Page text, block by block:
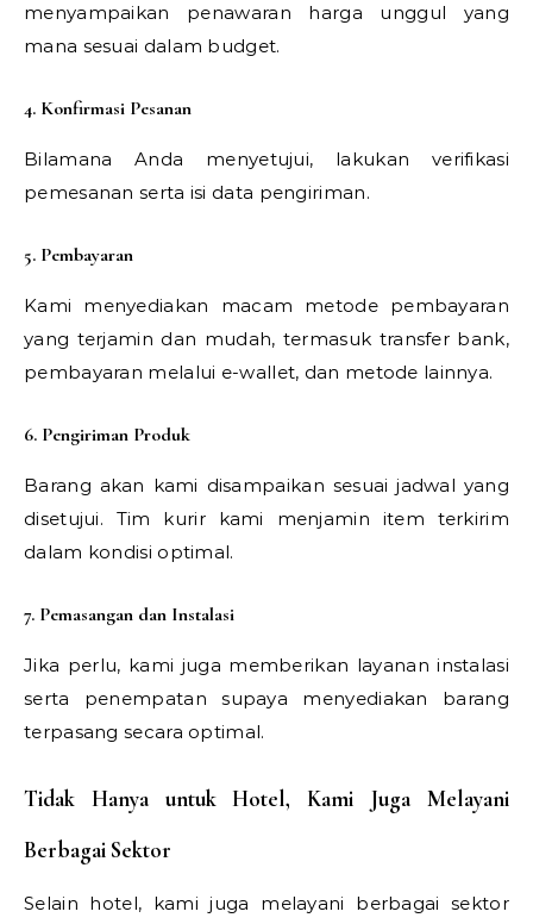
menyampaikan penawaran harga unggul yang
mana sesuai dalam budget.
4. Konfirmasi Pesanan
Bilamana Anda menyetujui, lakukan verifikasi
pemesanan serta isi data pengiriman.
5. Pembayaran
Kami menyediakan macam metode pembayaran
yang terjamin dan mudah, termasuk transfer bank,
pembayaran melalui e-wallet, dan metode lainnya.
6. Pengiriman Produk
Barang akan kami disampaikan sesuai jadwal yang
disetujui. Tim kurir kami menjamin item terkirim
dalam kondisi optimal.
7. Pemasangan dan Instalasi
Jika perlu, kami juga memberikan layanan instalasi
serta penempatan supaya menyediakan barang
terpasang secara optimal.
Tidak Hanya untuk Hotel, Kami Juga Melayani
Berbagai Sektor
Selain hotel, kami juga melayani berbagai sektor